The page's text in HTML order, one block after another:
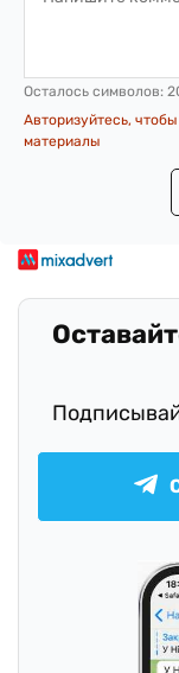
Осталось символов:
Авторизуйтесь,
материалы